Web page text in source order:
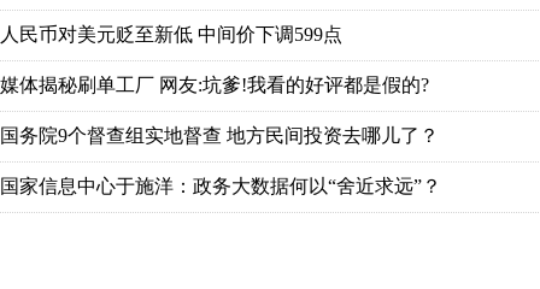
人民币对美元贬至新低 中间价下调599点
媒体揭秘刷单工厂 网友:坑爹!我看的好评都是假的?
国务院9个督查组实地督查 地方民间投资去哪儿了？
国家信息中心于施洋：政务大数据何以“舍近求远”？